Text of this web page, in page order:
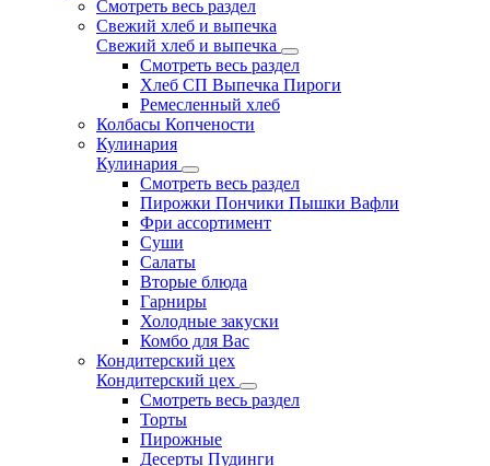
Смотреть весь раздел
Свежий хлеб и выпечка
Свежий хлеб и выпечка
Смотреть весь раздел
Хлеб СП Выпечка Пироги
Ремесленный хлеб
Колбасы Копчености
Кулинария
Кулинария
Смотреть весь раздел
Пирожки Пончики Пышки Вафли
Фри ассортимент
Суши
Салаты
Вторые блюда
Гарниры
Холодные закуски
Комбо для Вас
Кондитерский цех
Кондитерский цех
Смотреть весь раздел
Торты
Пирожные
Десерты Пудинги